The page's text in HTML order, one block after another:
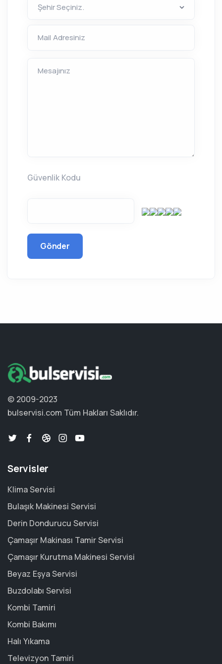
Mail Adresiniz
Mesajınız
Güvenlik Kodu
Gönder
© 2009-2023
bulservisi.com Tüm Hakları Saklıdır.
Servisler
Klima Servisi
Bulaşık Makinesi Servisi
Derin Dondurucu Servisi
Çamaşır Makinası Tamir Servisi
Çamaşır Kurutma Makinesi Servisi
Beyaz Eşya Servisi
Buzdolabı Servisi
Kombi Tamiri
Kombi Bakımı
Halı Yıkama
Televizyon Tamiri